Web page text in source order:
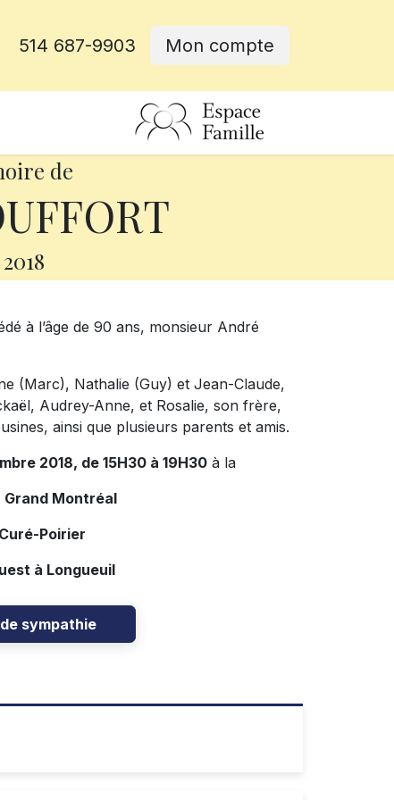
514 687-9903 Mon compte
de
2018
à l’âge de 90 ans, monsieur André
(Marc), Nathalie (Guy) et Jean-Claude,
Audrey-Anne, et Rosalie, son frère,
ainsi que plusieurs parents et amis.
2018, de 15H30 à 19H30 à la
Montréal
Poirier
à Longueuil
sympathie